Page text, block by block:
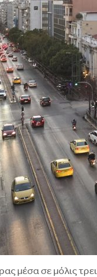
μέσα σε μόλις